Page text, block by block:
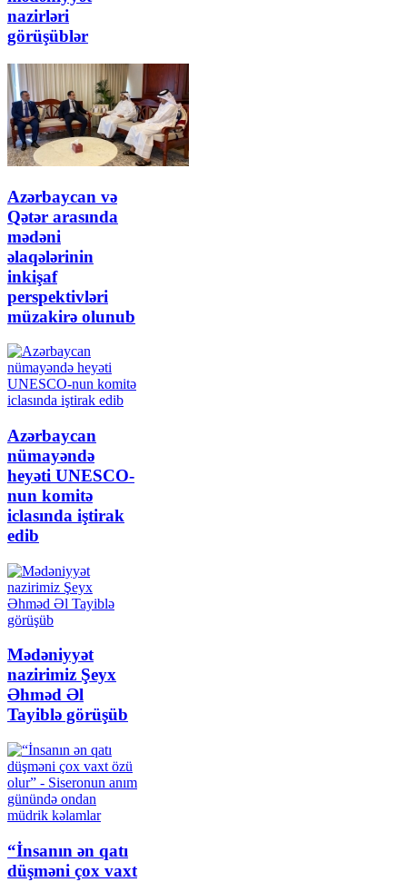
nazirləri
görüşüblər
Azərbaycan və
Qətər arasında
mədəni
əlaqələrinin
inkişaf
perspektivləri
müzakirə olunub
Azərbaycan
nümayəndə
heyəti UNESCO-
nun komitə
iclasında iştirak
edib
Mədəniyyət
nazirimiz Şeyx
Əhməd Əl
Tayiblə görüşüb
“İnsanın ən qatı
düşməni çox vaxt